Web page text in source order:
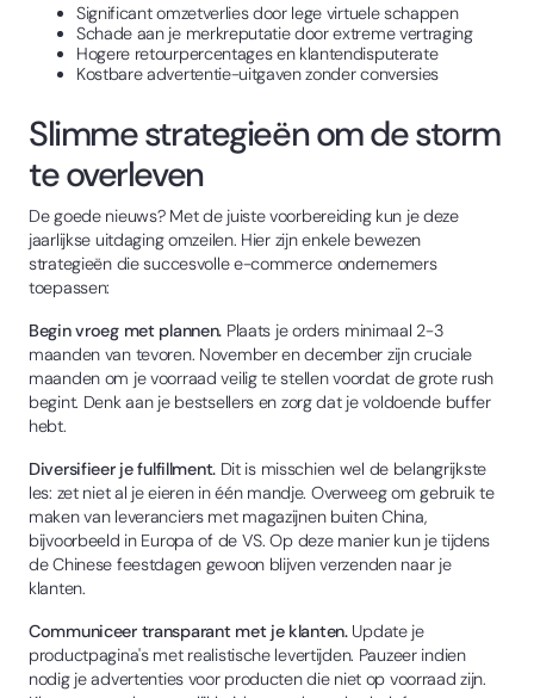
Significant omzetverlies door lege virtuele schappen
Schade aan je merkreputatie door extreme vertraging
Hogere retourpercentages en klantendisputerate
Kostbare advertentie-uitgaven zonder conversies
Slimme strategieën om de storm
te overleven
De goede nieuws? Met de juiste voorbereiding kun je deze
jaarlijkse uitdaging omzeilen. Hier zijn enkele bewezen
strategieën die succesvolle e-commerce ondernemers
toepassen:
Begin vroeg met plannen. Plaats je orders minimaal 2-3
maanden van tevoren. November en december zijn cruciale
maanden om je voorraad veilig te stellen voordat de grote rush
begint. Denk aan je bestsellers en zorg dat je voldoende buffer
hebt.
Diversifieer je fulfillment.Dit is misschien wel de belangrijkste
les: zet niet al je eieren in één mandje. Overweeg om gebruik te
maken van leveranciers met magazijnen buiten China,
bijvoorbeeld in Europa of de VS. Op deze manier kun je tijdens
de Chinese feestdagen gewoon blijven verzenden naar je
klanten.
Communiceer transparant met je klanten.Update je
productpagina's met realistische levertijden. Pauzeer indien
nodig je advertenties voor producten die niet op voorraad zijn.